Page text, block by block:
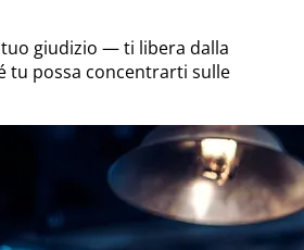
giudizio — ti libera dalla
tu possa concentrarti sulle